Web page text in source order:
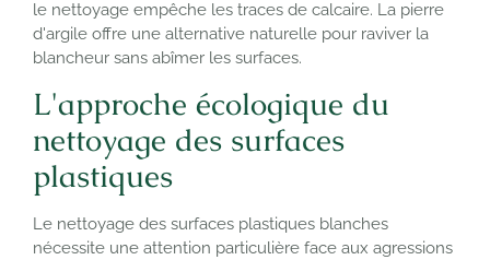
le nettoyage empêche les traces de calcaire. La pierre
d'argile offre une alternative naturelle pour raviver la
blancheur sans abîmer les surfaces.
L'approche écologique du
nettoyage des surfaces
plastiques
Le nettoyage des surfaces plastiques blanches
nécessite une attention particulière face aux agressions